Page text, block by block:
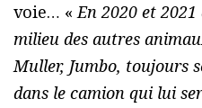
voie… «En 2020 et
milieu des autres
Muller, Jumbo, toujours
dans le camion qui lui